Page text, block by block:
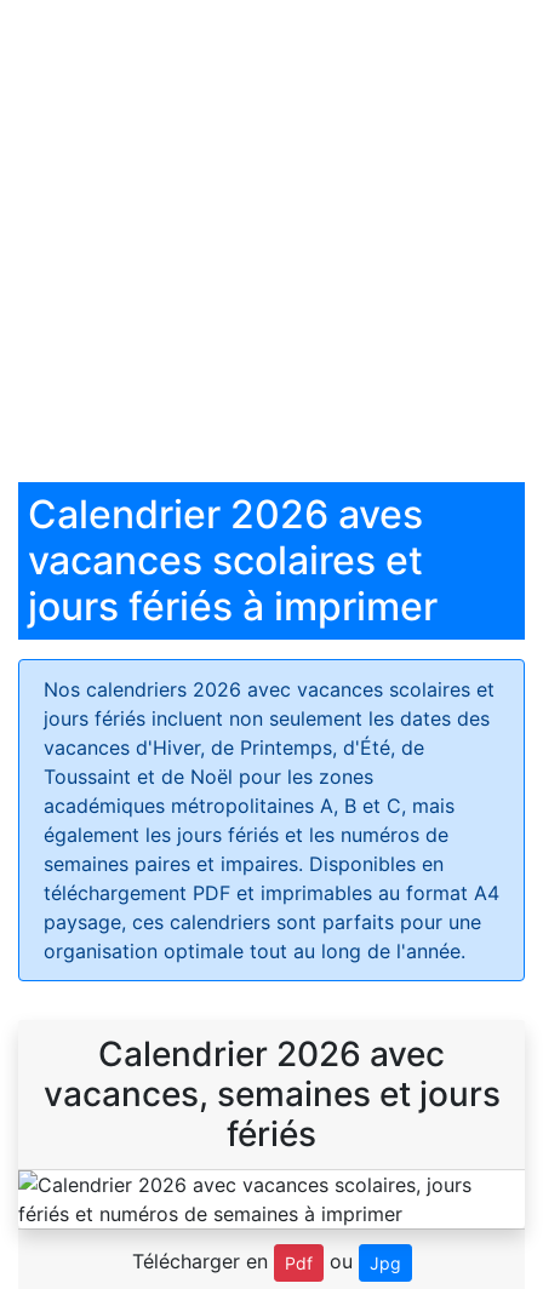
Calendrier 2026 aves
vacances scolaires et
jours fériés à imprimer
Nos calendriers 2026 avec vacances scolaires et
jours fériés incluent non seulement les dates des
vacances d'Hiver, de Printemps, d'Été, de
Toussaint et de Noël pour les zones
académiques métropolitaines A, B et C, mais
également les jours fériés et les numéros de
semaines paires et impaires. Disponibles en
téléchargement PDF et imprimables au format A4
paysage, ces calendriers sont parfaits pour une
organisation optimale tout au long de l'année.
Calendrier 2026 avec
vacances, semaines et jours
fériés
Télécharger en Pdf ou Jpg